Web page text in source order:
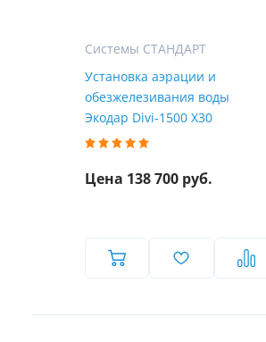
Системы СТАНДАРТ
Установка аэрации и
обезжелезивания воды
Экодар Divi-1500 X30
Цена 138 700 руб.